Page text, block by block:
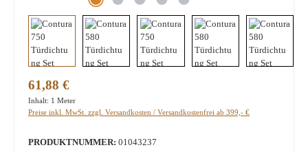
Regulärer Preis:
61,88 €
Inhalt: 1 Meter
Preise inkl. MwSt. zzgl. Versandkosten / Versandkostenfrei ab 399,- €
PRODUKTNUMMER: 01043237